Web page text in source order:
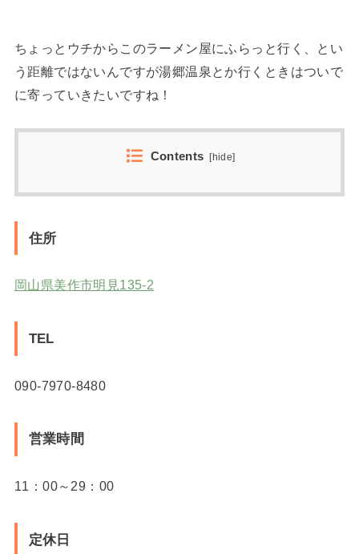
ちょっとウチからこのラーメン屋にふらっと行く、とい
う距離ではないんですが湯郷温泉とか行くときはついで
に寄っていきたいですね！
Contents [hide]
住所
岡山県美作市明見135-2
TEL
090-7970-8480
営業時間
11：00～29：00
定休日